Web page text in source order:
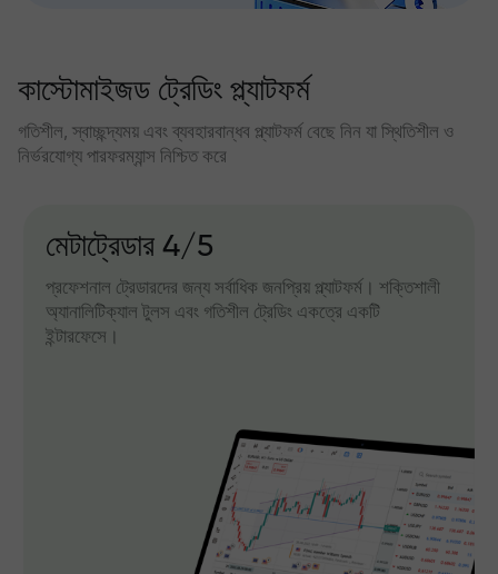
কাস্টোমাইজড ট্রেডিং প্ল্যাটফর্ম
গতিশীল, স্বাচ্ছন্দ্যময় এবং ব্যবহারবান্ধব প্ল্যাটফর্ম বেছে নিন যা স্থিতিশীল ও
নির্ভরযোগ্য পারফরম্যান্স নিশ্চিত করে
মেটাট্রেডার 4/5
প্রফেশনাল ট্রেডারদের জন্য সর্বাধিক জনপ্রিয় প্ল্যাটফর্ম। শক্তিশালী
অ্যানালিটিক্যাল টুলস এবং গতিশীল ট্রেডিং একত্রে একটি
ইন্টারফেসে।